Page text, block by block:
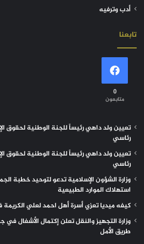
أدب وترفيه
تابعنا
0
متابعون
تعيين ولد داهي رئيساً للجنة الوطنية لحقوق
رئاسي
تعيين ولد داهي رئيساً للجنة الوطنية لحقوق
رئاسي
وزارة الشؤون الإسلامية تدعو لتوحيد خطبة
استهلاك الموارد الطبيعية
كيفه ميديا تعزي أسرة أهل احمد لعلي الكريمة
وزارة التجهيز والنقل تعلن إكتمال الأشغال
طريق الأمل